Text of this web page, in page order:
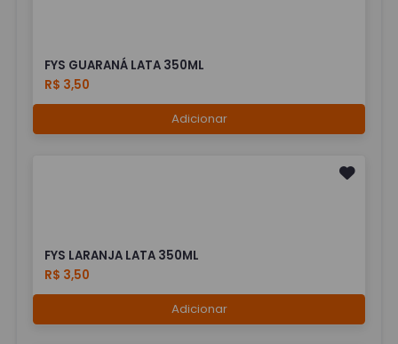
FYS GUARANÁ LATA 350ML
R$ 3,50
Adicionar
FYS LARANJA LATA 350ML
R$ 3,50
Adicionar